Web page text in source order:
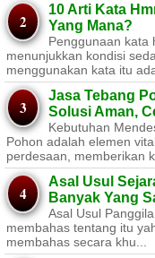
10 Arti Kata
Yang Mana?
Penggunaan kata
menunjukkan kondisi
menggunakan kata itu
Jasa Tebang
Solusi Aman,
Kebutuhan
Pohon adalah elemen
perdesaan, memberikan
Asal Usul
Banyak Yang
Asal Usul
membahas tentang itu
membahas secara khu...